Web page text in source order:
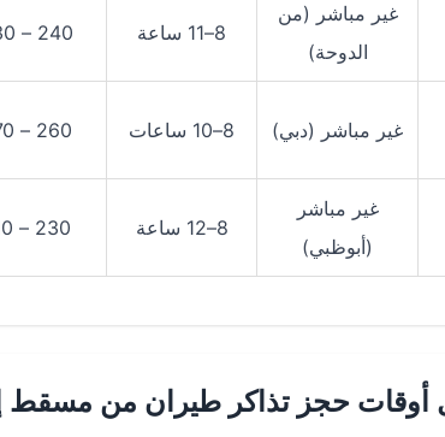
غير مباشر (من
الدوحة)
8–11 ساعة 240 – 430 ريال
غير مباشر (دبي) 8–10 ساعات 260 – 470 ريال
غير مباشر
(أبوظبي)
8–12 ساعة 230 – 410 ريال
أوقات حجز تذاكر طيران من مسقط